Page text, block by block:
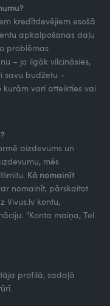
kredītdevējiem esošā
apkalpošanas daļu
problēmas
– jo ilgāk vilcināsies,
savu budžetu –
kurām vari atteikties vai
aizdevums un
mēs
Kā nomainīt
nomainīt, pārskaitot
Vivus.lv kontu,
"Konta maiņa, Tel.
profilā, sadaļā